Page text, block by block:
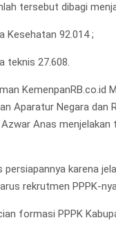
tersebut dibagi
Kesehatan 92.014 ;
teknis 27.608.
KemenpanRB.co.id
Aparatur Negara dan
Anas menjelakan
persiapannya karena
rekrutmen PPPK-
formasi PPPK